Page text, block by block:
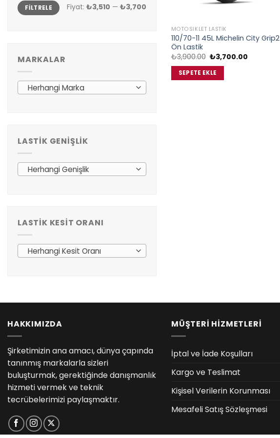
En
düşük
fiyat
En
yüksek
fiyat
FILTRELE Fiyat: ₺3,510 — ₺3,700
MARKALAR
Herhangi Marka
LASTIK GENIŞLIK
Herhangi Genişlik
LASTIK KESIT ORANI
Herhangi Kesit Oranı
MOTOSIKLET LASTIK
110/70-11 45L Michelin City Grip2
Ön Lastik
₺3,900.00 Orijinal
fiyat:
₺3,900.00.
₺3,700.00
SEPETE EKLE
HAKKIMIZDA
Şirketimizin ana amacı, dünya çapında
tanınmış markalarla sizleri
buluşturmak, gerektiğinde danışmanlık
hizmeti vermek ve teknik
tecrübelerimizi paylaşmaktır.
MÜŞTERİ HİZMETLERİ
İptal ve İade Koşulları
Kargo ve Teslimat
Kişisel Verilerin Korunması
Mesafeli Satış Sözleşmesi